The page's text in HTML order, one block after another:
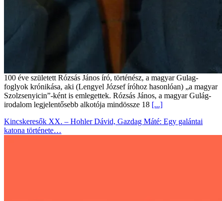
100 éve született Rózsás János író, történész, a magyar Gulag-
foglyok krónikása, aki (Lengyel József íróhoz hasonlóan) „a magyar
Szolzsenyicin”-ként is emlegettek. Rózsás János, a magyar Gulág-
irodalom legjelentősebb alkotója mindössze 18 [...]
Kincskeresők XX. – Hohler Dávid, Gazdag Máté: Egy galántai
katona története…